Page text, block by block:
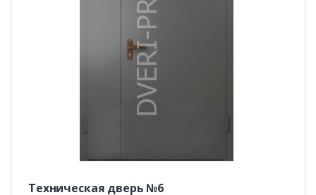
Техническая дверь №6